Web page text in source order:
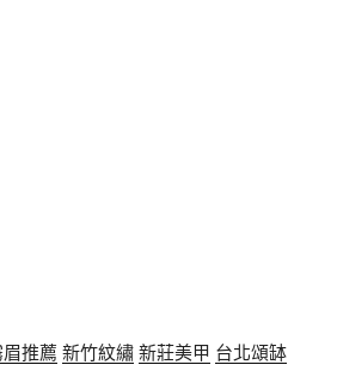
推薦 新竹紋繡新莊美甲 台北頌缽